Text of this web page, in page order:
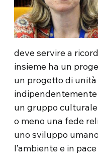
deve servire a
insieme ha un
un progetto di
un gruppo
o meno una fede
uno sviluppo
l’ambiente e in